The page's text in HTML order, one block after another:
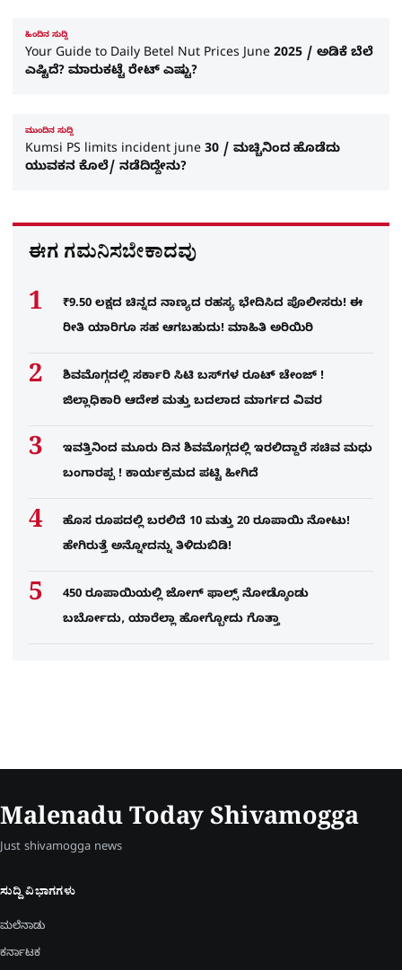
ಹಿಂದಿನ ಸುದ್ದಿ
Your Guide to Daily Betel Nut Prices June 2025 / ಅಡಿಕೆ ಬೆಲೆ
ಎಷ್ಟಿದೆ? ಮಾರುಕಟ್ಟೆ ರೇಟ್ ಎಷ್ಟು?
ಮುಂದಿನ ಸುದ್ದಿ
Kumsi PS limits incident june 30 / ಮಚ್ಚಿನಿಂದ ಹೊಡೆದು
ಯುವಕನ ಕೊಲೆ/ ನಡೆದಿದ್ದೇನು?
ಈಗ ಗಮನಿಸಬೇಕಾದವು
₹9.50 ಲಕ್ಷದ ಚಿನ್ನದ ನಾಣ್ಯದ ರಹಸ್ಯ ಭೇದಿಸಿದ ಪೊಲೀಸರು! ಈ
ರೀತಿ ಯಾರಿಗೂ ಸಹ ಆಗಬಹುದು! ಮಾಹಿತಿ ಅರಿಯಿರಿ
ಶಿವಮೊಗ್ಗದಲ್ಲಿ ಸರ್ಕಾರಿ ಸಿಟಿ ಬಸ್​ಗಳ ರೂಟ್ ಚೇಂಜ್ !
ಜಿಲ್ಲಾಧಿಕಾರಿ ಆದೇಶ ಮತ್ತು ಬದಲಾದ ಮಾರ್ಗದ ವಿವರ
ಇವತ್ತಿನಿಂದ ಮೂರು ದಿನ ಶಿವಮೊಗ್ಗದಲ್ಲಿ ಇರಲಿದ್ದಾರೆ ಸಚಿವ ಮಧು
ಬಂಗಾರಪ್ಪ ! ಕಾರ್ಯಕ್ರಮದ ಪಟ್ಟಿ ಹೀಗಿದೆ
ಹೊಸ ರೂಪದಲ್ಲಿ ಬರಲಿದೆ 10 ಮತ್ತು 20 ರೂಪಾಯಿ ನೋಟು!
ಹೇಗಿರುತ್ತೆ ಅನ್ನೋದನ್ನು ತಿಳಿದುಬಿಡಿ!
450 ರೂಪಾಯಿಯಲ್ಲಿ ಜೋಗ್​ ಫಾಲ್ಸ್​ ನೋಡ್ಕೊಂಡು
ಬರ್ಬೋದು, ಯಾರೆಲ್ಲಾ ಹೋಗ್ಬೋದು ಗೊತ್ತಾ
Malenadu Today Shivamogga
Just shivamogga news
ಸುದ್ದಿ ವಿಭಾಗಗಳು
ಮಲೆನಾಡು
ಕರ್ನಾಟಕ